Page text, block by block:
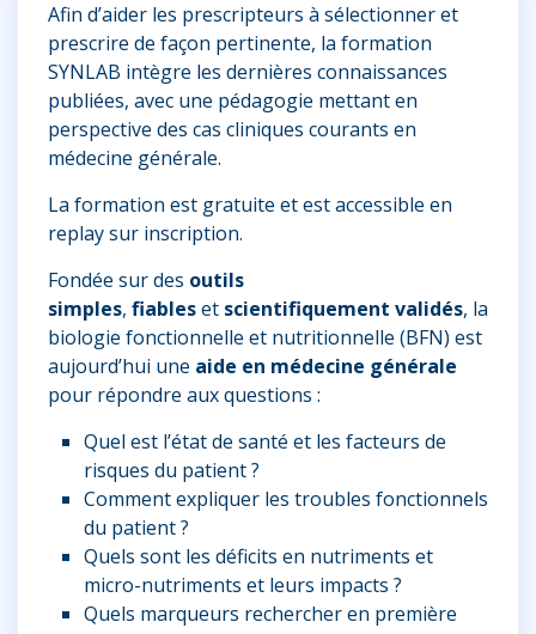
Afin d’aider les prescripteurs à sélectionner et
prescrire de façon pertinente, la formation
SYNLAB intègre les dernières connaissances
publiées, avec une pédagogie mettant en
perspective des cas cliniques courants en
médecine générale.
La formation est gratuite et est accessible en
replay sur inscription.
Fondée sur des outils
simples, fiableset scientifiquement validés, la
biologie fonctionnelle et nutritionnelle (BFN) est
aujourd’hui une aide en médecine générale
pour répondre aux questions :
Quel est l’état de santé et les facteurs de
risques du patient ?
Comment expliquer les troubles fonctionnels
du patient ?
Quels sont les déficits en nutriments et
micro-nutriments et leurs impacts ?
Quels marqueurs rechercher en première